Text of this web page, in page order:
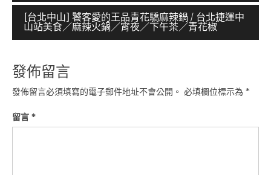
導
覽
[台北中山] 饕客愛的王品青花驕麻辣鍋 / 台北捷運中
山站美食／麻辣火鍋／宵夜／下午茶／青花椒
發佈留言
發佈留言必須填寫的電子郵件地址不會公開。 必填欄位標示為 *
留言 *